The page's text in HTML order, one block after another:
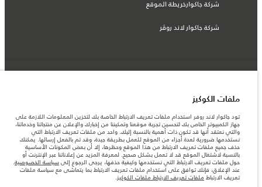
شركة جاكوارخريطة الموقع
شركة جاكوار لاند روڤر
قطر, الفردان بريميير موتورز (ذ.م.م.)
المعلومات والمواصفات والأسعار والألوان المذكورة على هذا الموقع قد تختلف من بلد إلى
آخر، كما أنّها قد تتغير بدون إشعار مسبق. الرجاء التواصل مع وكيلنا المحلي للتأكد من توفّرها
والتحقق من الأسعار.
الأرقام المقدمة هي نتيجة لاختبارات المصنع الرسمية وفقاً لتشريعات الاتحاد الأوروبي. قد
يتباين استهلك الوقود الفعلي للمركبة عن ذلك المتحقق في تلك الاختبارات كما أن هذه
الأرقام بغرض المقارنة فحسب.
قد تختلف الأسعار في صالة العرض حسب أسعار الصرف المتوفرة وقت الشراء.
ملاحظة مهمة حول الصور والمواصفات. إن النقص العالمي في أشباه الموصلات يؤثر حاليًا
ملفات الكوكيز
تود جاكوار لاند روفر استخدام ملفات تعريف الارتباط الخاصة بك لتخزين المعلومات اللازمة على
جهاز الكمبيوتر الخاص بك لتحسين تجربة موقعنا وتمكيننا من إخبارك والإعلان عن منتجاتنا وخدماتنا،
والتي نعتقد أنها قد تكون ذات أهمية بالنسبة إليك. واحد من ملفات تعريف الارتباط التي
نستخدمها ضرورية لعدة أجزاء من الموقع للعمل بطريقة جيدة، وقد تم بالفعل إرسالها. يمكنك
حذف جميع ملفات تعريف الارتباط من هذا الموقع وحظرها، إلا أن بعض المكونات الأساسية
بالنسبة لاشتغال الموقع قد لا تعمل بشكل صحيح. لمعرفة المزيد عن إعلاناتنا عبر الإنترنت أو
حول ملفات تعريف الارتباط التي نستخدمها وكيفية حذفها، يرجى الرجوع إلى سياسة الخصوصية.
عند الإغلاق، فإنك توافق على استخدام ملفات تعريف الارتباط بما يتماشى مع سياسة ملفات
تعريف الارتباط ملفات تعريف الارتباط ملفات الكوكيز.